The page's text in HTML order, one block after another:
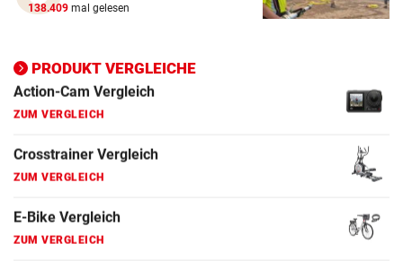
138.409 mal gelesen
PRODUKT VERGLEICHE
ZUM VERGLEICH
ZUM VERGLEICH
Ergometer Vergleich
Fahrrad Test
Fahrradanhänger Vergleich